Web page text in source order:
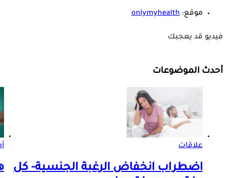
موقع: onlymyhealth
فيديو قد يعجبك
أحدث الموضوعات
علاقات
اضطراب انخفاض الرغبة الجنسية- كل